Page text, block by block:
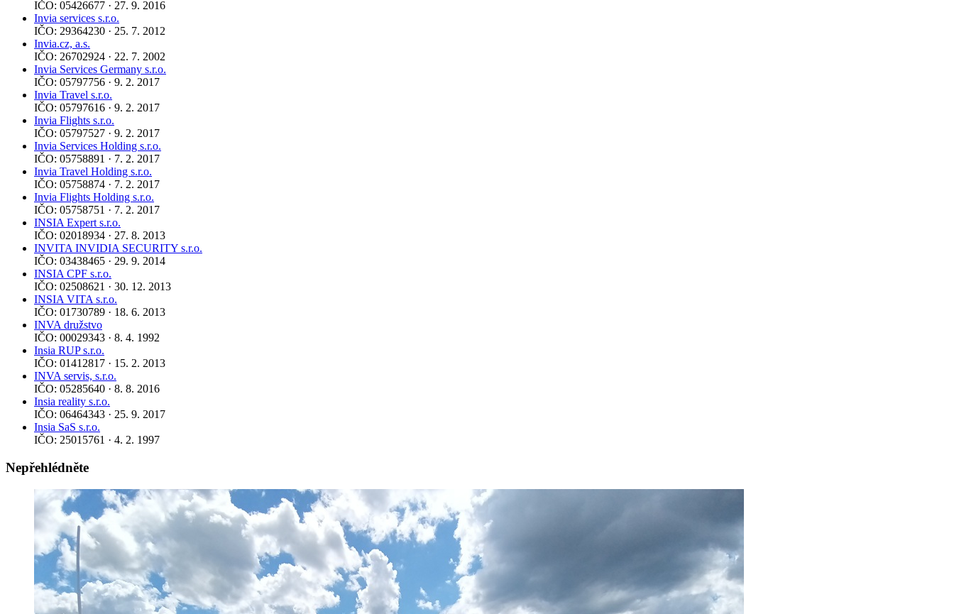
IČO: 05426677 · 27. 9. 2016
Invia services s.r.o.
IČO: 29364230 · 25. 7. 2012
Invia.cz, a.s.
IČO: 26702924 · 22. 7. 2002
Invia Services Germany s.r.o.
IČO: 05797756 · 9. 2. 2017
Invia Travel s.r.o.
IČO: 05797616 · 9. 2. 2017
Invia Flights s.r.o.
IČO: 05797527 · 9. 2. 2017
Invia Services Holding s.r.o.
IČO: 05758891 · 7. 2. 2017
Invia Travel Holding s.r.o.
IČO: 05758874 · 7. 2. 2017
Invia Flights Holding s.r.o.
IČO: 05758751 · 7. 2. 2017
INSIA Expert s.r.o.
IČO: 02018934 · 27. 8. 2013
INVITA INVIDIA SECURITY s.r.o.
IČO: 03438465 · 29. 9. 2014
INSIA CPF s.r.o.
IČO: 02508621 · 30. 12. 2013
INSIA VITA s.r.o.
IČO: 01730789 · 18. 6. 2013
INVA družstvo
IČO: 00029343 · 8. 4. 1992
Insia RUP s.r.o.
IČO: 01412817 · 15. 2. 2013
INVA servis, s.r.o.
IČO: 05285640 · 8. 8. 2016
Insia reality s.r.o.
IČO: 06464343 · 25. 9. 2017
Insia SaS s.r.o.
IČO: 25015761 · 4. 2. 1997
Nepřehlédněte